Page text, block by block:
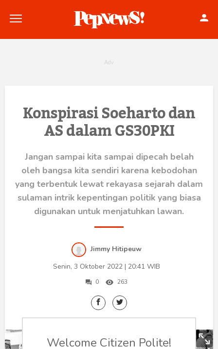
Politik
Konstitusi
Hankam
Internasional
Bisnis
Humaniora
Wanita
Konspirasi Soeharto dan
AS dalam GS30PKI
Jangan sampai kita sampai dipecah belah
oleh bangsa kita sendiri karena kebodohan
yang terbentuk lewat rekayasa sejarah dalam
sulaman intrik kepentingan politik yang biasa
digunakan untuk menjatuhkan lawan.
Jimmy Hitipeuw
Senin, 3 Oktober 2022 | 20:41 WIB
0 263
Welcome Citizen Polite!